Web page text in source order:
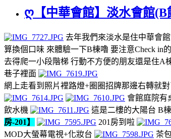
ღ【中華會館】淡水會館
去年我們來淡水是住中華會
算換個口味 來體驗一下B棟嚕 要注意Check in
去得爬一小段階梯 行動不方便的朋友還是住A
巷子裡面
網上走看到照片裡路燈+圈圈招牌那邊右轉就對
會館庭院有
飲水機
這是二樓的大陽台 B
房-201】
201房到啦
MOD大螢幕電視+化妝台
茶